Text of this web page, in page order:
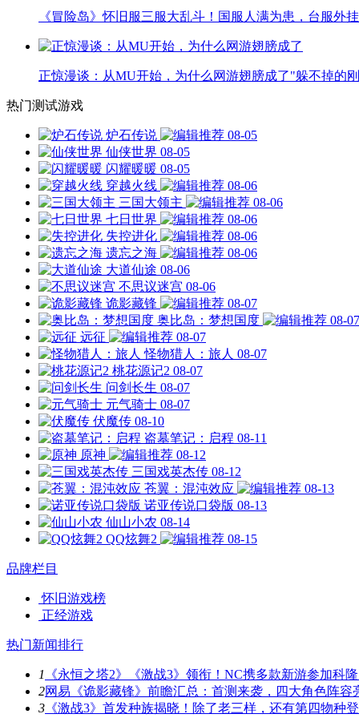
《冒险岛》怀旧服三服大乱斗！国服人满为患，台服外
正惊漫谈：从MU开始，为什么网游翅膀成了"躲不掉的
热门测试游戏
炉石传说
08-05
仙侠世界 08-05
闪耀暖暖 08-05
穿越火线
08-06
三国大领主
08-06
七日世界
08-06
失控进化
08-06
遗忘之海
08-06
大道仙途 08-06
不思议迷宫 08-06
诡影藏锋
08-07
奥比岛：梦想国度
08-07
远征
08-07
怪物猎人：旅人 08-07
桃花源记2 08-07
问剑长生 08-07
元气骑士 08-07
伏魔传 08-10
盗墓笔记：启程 08-11
原神
08-12
三国戏英杰传 08-12
苍翼：混沌效应
08-13
诺亚传说口袋版 08-13
仙山小农 08-14
QQ炫舞2
08-15
品牌栏目
怀旧游戏榜
正经游戏
热门新闻排行
1
《永恒之塔2》《激战3》领衔！NC携多款新游参加科
2网易《诡影藏锋》前瞻汇总：首测来袭，四大角色阵容
3 《激战3》首发种族揭晓！除了老三样，还有第四物种